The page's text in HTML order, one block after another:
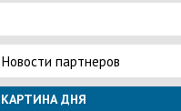
Новости партнеров
КАРТИНА ДНЯ